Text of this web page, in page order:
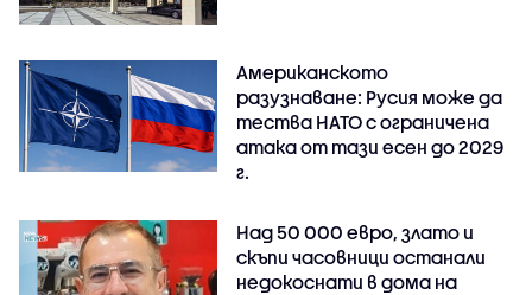
Американското
разузнаване: Русия може да
тества НАТО с ограничена
атака от тази есен до 2029
г.
Над 50 000 евро, злато и
скъпи часовници останали
недокоснати в дома на